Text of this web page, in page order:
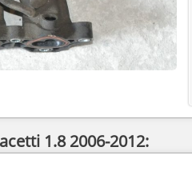
1.8 2006-2012: